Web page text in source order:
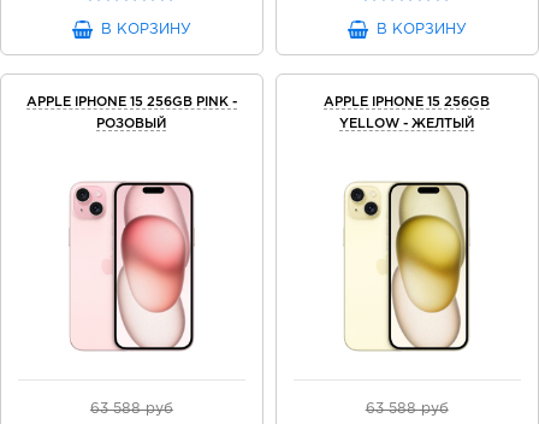
В КОРЗИНУ В КОРЗИНУ
APPLE IPHONE 15 256GB PINK -
РОЗОВЫЙ
63 588 руб
APPLE IPHONE 15 256GB
YELLOW - ЖЕЛТЫЙ
63 588 руб